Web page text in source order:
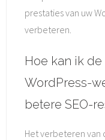
prestaties van uw
verbeteren.
Hoe kan ik
WordPress-
betere SEO-
Het verbeteren van